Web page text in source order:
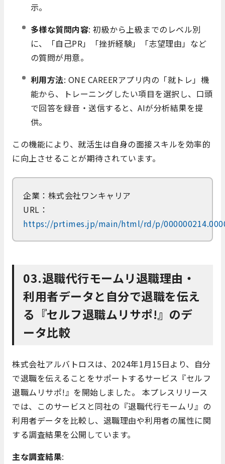
示。
多様な質問内容: 初級から上級までのレベル別
に、「自己PR」「挫折経験」「志望理由」など
の質問が用意。
利用方法: ONE CAREERアプリ内の「就トレ」機
能から、トレーニングしたい項目を選択し、口頭
で回答を録音・送信すると、AIが分析結果を提
供。
この機能により、就活生は自身の面接スキルを効率的
に向上させることが期待されています。
企業：株式会社ワンキャリア
URL：
https://prtimes.jp/main/html/rd/p/
03.退職代行モームリ退職理由・
利用者データと自分で退職を伝え
る『セルフ退職ムリサポ!』のデ
ータ比較
株式会社アルバトロスは、2024年1月15日より、自分
で退職を伝えることをサポートするサービス『セルフ
退職ムリサポ!』を開始しました。 本プレスリリース
では、このサービスと同社の『退職代行モームリ』の
利用者データを比較し、退職理由や利用者の属性に関
する調査結果を公開しています。
主な調査結果: